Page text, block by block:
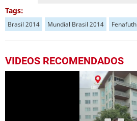
Tags:
Brasil 2014 Mundial Brasil 2014 Fenafuth
VIDEOS RECOMENDADOS